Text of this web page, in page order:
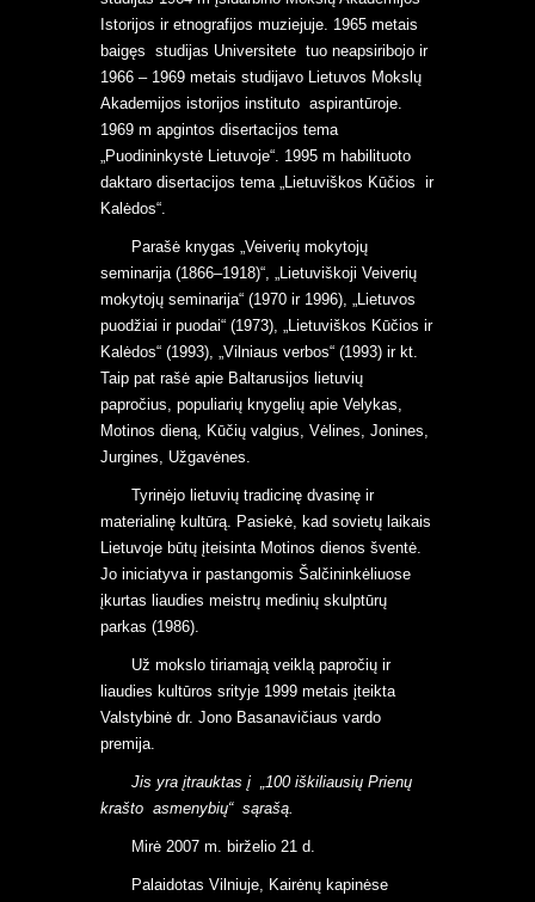
Istorijos ir etnografijos muziejuje. 1965 metais
baigęs studijas Universitete tuo neapsiribojo ir
1966 – 1969 metais studijavo Lietuvos Mokslų
Akademijos istorijos instituto aspirantūroje.
1969 m apgintos disertacijos tema
„Puodininkystė Lietuvoje“. 1995 m habilituoto
daktaro disertacijos tema „Lietuviškos Kūčios ir
Kalėdos“.
Parašė knygas „Veiverių mokytojų
seminarija (1866–1918)“, „Lietuviškoji Veiverių
mokytojų seminarija“ (1970 ir 1996), „Lietuvos
puodžiai ir puodai“ (1973), „Lietuviškos Kūčios ir
Kalėdos“ (1993), „Vilniaus verbos“ (1993) ir kt.
Taip pat rašė apie Baltarusijos lietuvių
papročius, populiarių knygelių apie Velykas,
Motinos dieną, Kūčių valgius, Vėlines, Jonines,
Jurgines, Užgavėnes.
Tyrinėjo lietuvių tradicinę dvasinę ir
materialinę kultūrą. Pasiekė, kad sovietų laikais
Lietuvoje būtų įteisinta Motinos dienos šventė.
Jo iniciatyva ir pastangomis Šalčininkėliuose
įkurtas liaudies meistrų medinių skulptūrų
parkas (1986).
Už mokslo tiriamąją veiklą papročių ir
liaudies kultūros srityje 1999 metais įteikta
Valstybinė dr. Jono Basanavičiaus vardo
premija.
Jis yra įtrauktas į „100 iškiliausių Prienų
krašto asmenybių“ sąrašą.
Mirė 2007 m. birželio 21 d.
Palaidotas Vilniuje, Kairėnų kapinėse